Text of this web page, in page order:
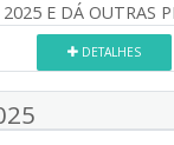
E DÁ OUTRAS
DETALHES